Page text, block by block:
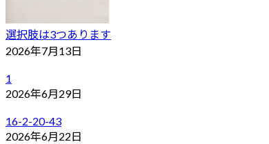
選択肢は3つあります
2026年7月13日
1
2026年6月29日
16-2-20-43
2026年6月22日